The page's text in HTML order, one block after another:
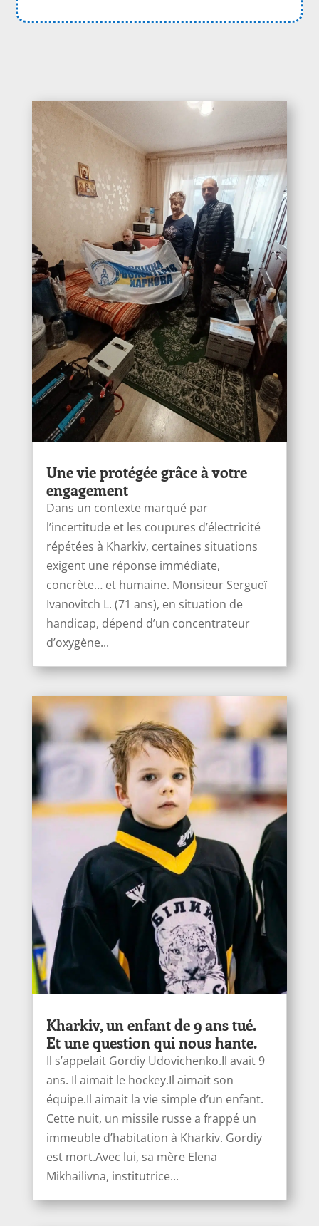
Une vie protégée grâce à votre
engagement
Dans un contexte marqué par
l’incertitude et les coupures d’électricité
répétées à Kharkiv, certaines situations
exigent une réponse immédiate,
concrète… et humaine. Monsieur Sergueï
Ivanоvitch L. (71 ans), en situation de
handicap, dépend d’un concentrateur
d’oxygène...
Kharkiv, un enfant de 9 ans tué.
Et une question qui nous hante.
Il s’appelait Gordiy Udovichenko.Il avait 9
ans. Il aimait le hockey.Il aimait son
équipe.Il aimait la vie simple d’un enfant.
Cette nuit, un missile russe a frappé un
immeuble d’habitation à Kharkiv. Gordiy
est mort.Avec lui, sa mère Elena
Mikhailivna, institutrice...